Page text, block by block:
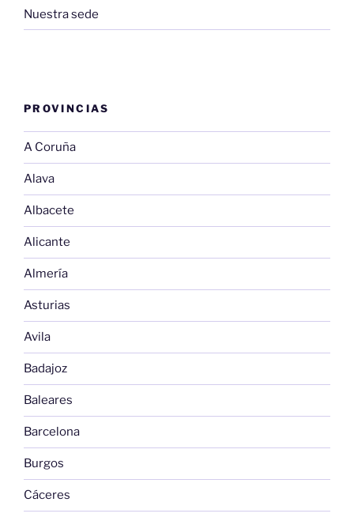
Nuestra sede
PROVINCIAS
A Coruña
Alava
Albacete
Alicante
Almería
Asturias
Avila
Badajoz
Baleares
Barcelona
Burgos
Cáceres